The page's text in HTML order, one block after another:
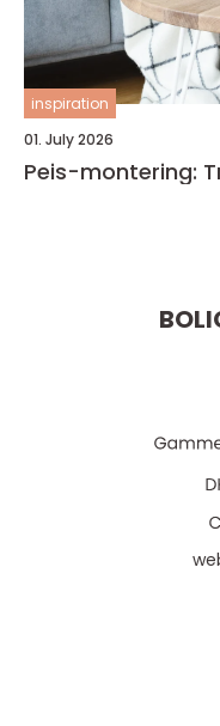
inspiration
01. July 2026
Peis-montering: